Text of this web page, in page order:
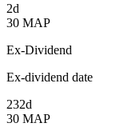
2d
30 ΜΑΡ
Ex-Dividend
Ex-dividend date
232d
30 ΜΑΡ